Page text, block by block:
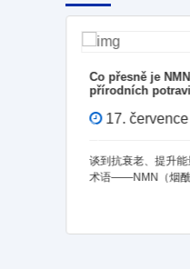
se nachází v
，许多人听说过一个特定